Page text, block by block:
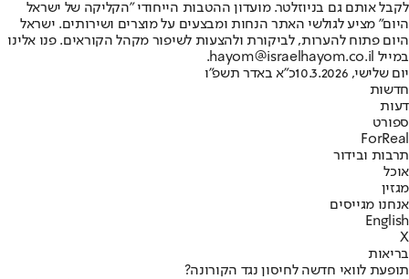
לקבל אותם גם בניוזלטר. מועדון ההטבות הייחודי "הקליקה של ישראל
היום" מציע לגולשי האתר הנחות ומבצעים על מוצרים ושירותים. ישראל
היום פתוח להערות, לביקורת ולהצעות לשיפור מקהל הקוראים. פנו אלינו
במייל hayom@israelhayom.co.il.
יום שלישי, 10.3.2026
כ"א באדר תשפ"ו
חדשות
דעות
ספורט
ForReal
תרבות ובידור
אוכל
מגזין
אנחנו מגייסים
English
X
בריאות
תופעת לוואי חדשה לחיסון נגד הקורונה?